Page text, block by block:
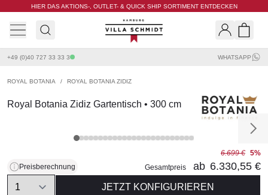
HIER DAS AKTIONS-, OUTLET- & QUICK SHIP SORTIMENT ENTDECKEN
Villa Schmidt
+49 (0)40 727 33 33 3 WHATSAPP
ROYAL BOTANIA / ROYAL BOTANIA ZIDIZ
Royal Botania Zidiz Gartentisch • 300 cm
Preisberechnung
6.699 € 5%
Gesamtpreis
ab 6.330,55 €
Quantity
JETZT KONFIGURIEREN